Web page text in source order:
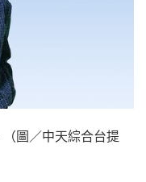
圖／中天綜合台提